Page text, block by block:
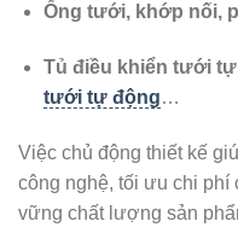
Ống tưới, khớp nối,
Tủ điều khiển tưới
tưới tự động…
Việc chủ động thiết kế
công nghệ, tối ưu chi
vững chất lượng sản